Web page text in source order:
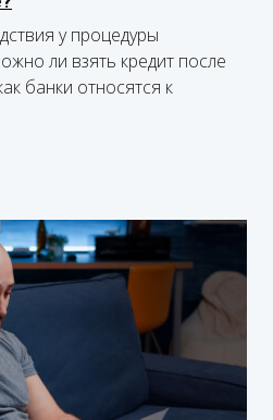
у процедуры
ли взять кредит после
банки относятся к